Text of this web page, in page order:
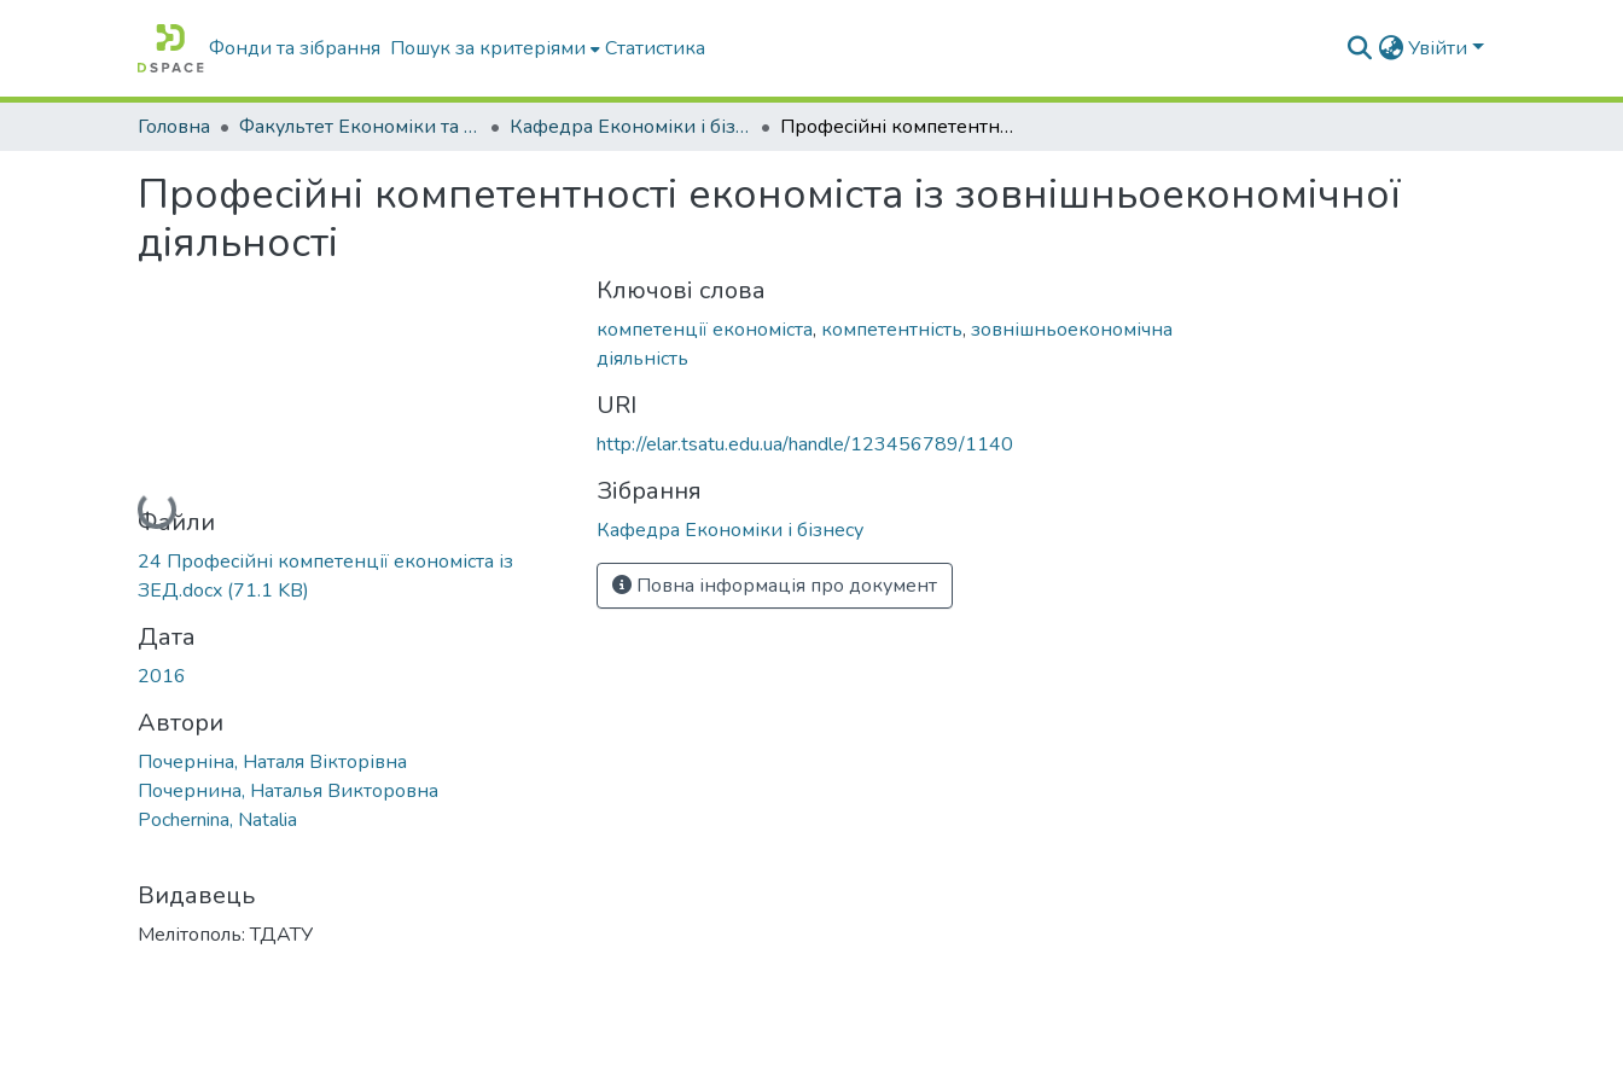
Фонди та зібрання Пошук за критеріями Статистика Увійти
Головна Факультет Економіки та бізнесу Кафедра Економіки і бізнесу Професійні компетентності економіста із зовнішньоекономічної діяльності
Професійні компетентності економіста із зовнішньоекономічної
діяльності
Вантажиться...
Файли
24 Професійні компетенції економіста із
ЗЕД.docx (71.1 KB)
Дата
2016
Автори
Почерніна, Наталя Вікторівна
Почернина, Наталья Викторовна
Pochernina, Natalia
Видавець
Мелітополь: ТДАТУ
Ключові слова
компетенції економіста, компетентність, зовнішньоекономічна
діяльність
URI
http://elar.tsatu.edu.ua/handle/123456789/1140
Зібрання
Кафедра Економіки і бізнесу
Повна інформація про документ